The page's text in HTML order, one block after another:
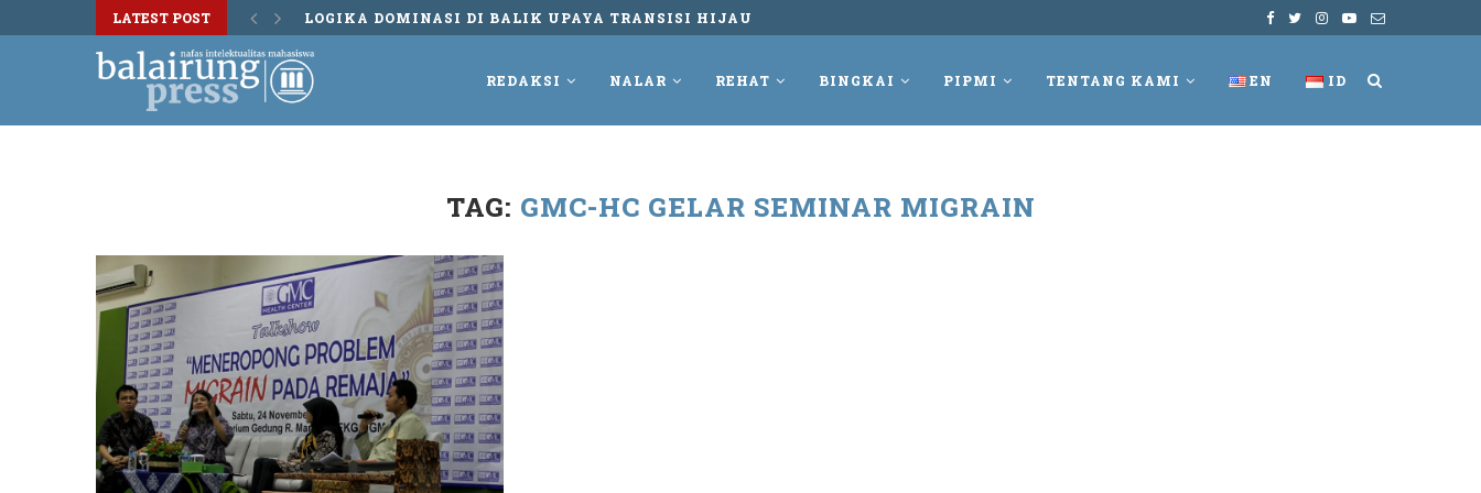
LATEST POST LOGIKA DOMINASI DI BALIK UPAYA TRANSISI HIJAU
REDAKSI NALAR REHAT BINGKAI PIPMI TENTANG KAMI EN ID
TAG: GMC-HC GELAR SEMINAR MIGRAIN